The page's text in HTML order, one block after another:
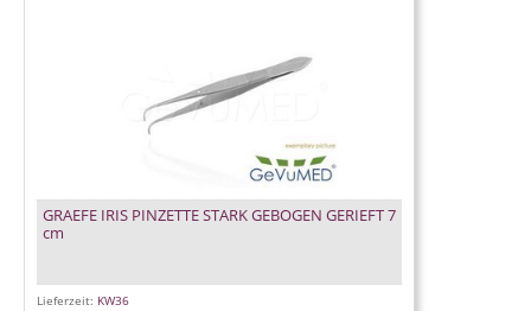
GRAEFE IRIS PINZETTE STARK GEBOGEN GERIEFT 7
cm
Lieferzeit: KW36